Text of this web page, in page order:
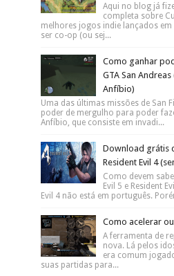
Aqui no blog já
completa sobre
melhores jogos indie lançados
ser co-op (ou sej...
Como ganhar
GTA San
Anfíbio)
Uma das últimas missões de San
poder de mergulho para poder
Anfíbio, que consiste em invadi...
Download grátis
Resident Evil 4
Como devem
Evil 5 e Resident
Evil 4 não está em português.
Como acelerar
A ferramenta de
nova. Lá pelos
era comum
suas partidas para...